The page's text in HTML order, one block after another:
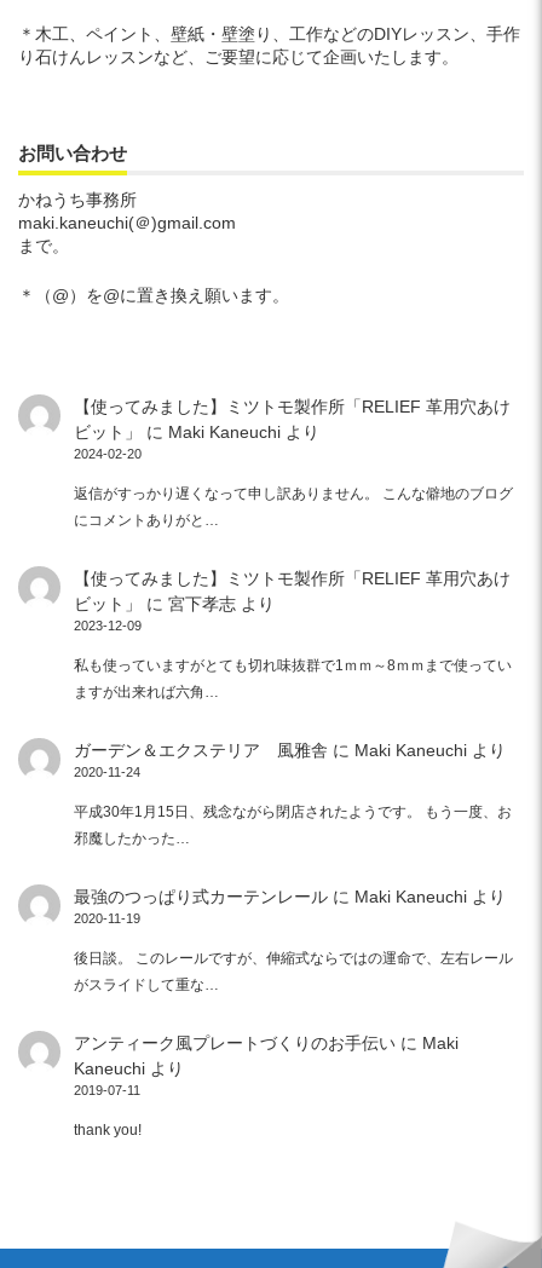
＊木工、ペイント、壁紙・壁塗り、工作などのDIYレッスン、手作
り石けんレッスンなど、ご要望に応じて企画いたします。
お問い合わせ
かねうち事務所
maki.kaneuchi(＠)gmail.com
まで。
＊（@）を@に置き換え願います。
【使ってみました】ミツトモ製作所「RELIEF 革用穴あけ
ビット」
に Maki Kaneuchiより
2024-02-20
返信がすっかり遅くなって申し訳ありません。 こんな僻地のブログ
にコメントありがと…
【使ってみました】ミツトモ製作所「RELIEF 革用穴あけ
ビット」
に 宮下孝志より
2023-12-09
私も使っていますがとても切れ味抜群で1ｍｍ～8ｍｍまで使ってい
ますが出来れば六角…
ガーデン＆エクステリア 風雅舎 に Maki Kaneuchiより
2020-11-24
平成30年1月15日、残念ながら閉店されたようです。 もう一度、お
邪魔したかった…
最強のつっぱり式カーテンレールに Maki Kaneuchiより
2020-11-19
後日談。 このレールですが、伸縮式ならではの運命で、左右レール
がスライドして重な…
アンティーク風プレートづくりのお手伝いに Maki
Kaneuchiより
2019-07-11
thank you!